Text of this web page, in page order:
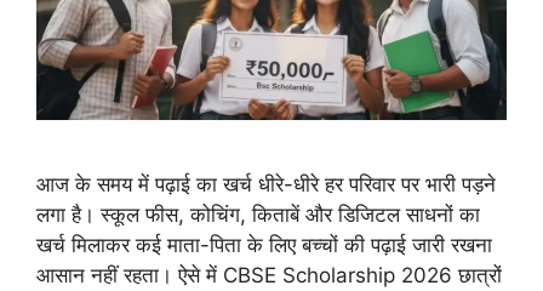
आज के समय में पढ़ाई का खर्च धीरे-धीरे हर परिवार पर भारी पड़ने
लगा है। स्कूल फीस, कोचिंग, किताबें और डिजिटल साधनों का
खर्च मिलाकर कई माता-पिता के लिए बच्चों की पढ़ाई जारी रखना
आसान नहीं रहता। ऐसे में CBSE Scholarship 2026 छात्रों